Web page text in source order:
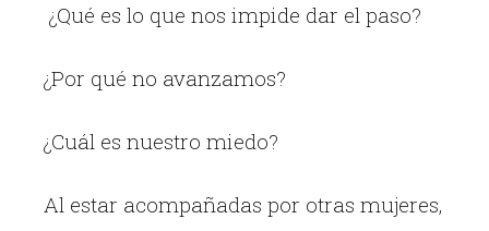
¿Qué es lo que nos impide dar el paso?
¿Por qué no avanzamos?
¿Cuál es nuestro miedo?
Al estar acompañadas por otras mujeres,